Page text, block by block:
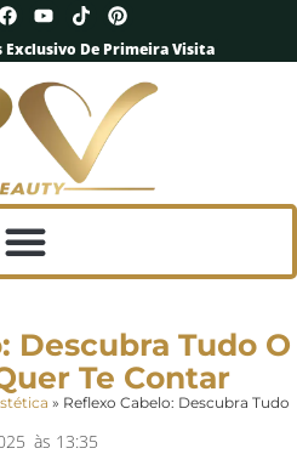
Exclusivo De Primeira Visita
Descubra Tudo O
Te Contar
» Reflexo Cabelo: Descubra Tudo
às 13:35